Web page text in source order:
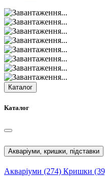
Каталог
Каталог
Акваріуми, кришки, підставки
Акваріуми (274) Кришки